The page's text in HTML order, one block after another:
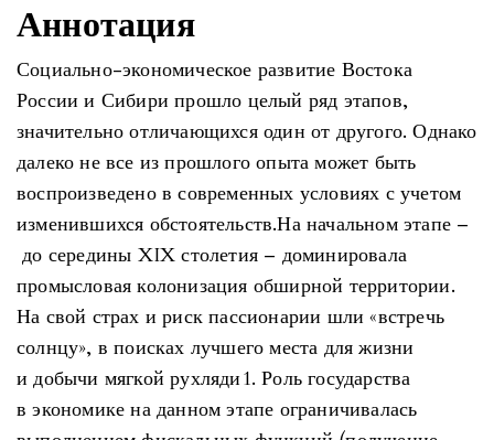
Аннотация
Социально-экономическое развитие Востока России и Сибири прошло целый ряд этапов, значительно отличающихся один от другого. Однако далеко не все из прошлого опыта может быть воспроизведено в современных условиях с учетом изменившихся обстоятельств.На начальном этапе – до середины XIX столетия – доминировала промысловая колонизация обширной территории. На свой страх и риск пассионарии шли «встречь солнцу», в поисках лучшего места для жизни и добычи мягкой рухляди1. Роль государства в экономике на данном этапе ограничивалась выполнением фискальных функций (получение ясака – налога в натуре) и развитием внешней торговли, прежде всего, с Китаем2.Позже пассионарии обратили свой взор на землю и ее недра. Сначала земледелие и скотоводство, а затем и горный промысел во все большей степени стали определять основные занятия сибиряков. Значительному ускорению освоения обширной территории способствовало строительство Великой Сибирской железной дороги3. Это знаменовало переход государства от мер косвенного воздействия к прямому участию в освоении территории: «Второй этап характеризуется притоком в Сибирь гораздо больших переселенческих масс, бурным развитием земледелия, которое оттесняет остальные стимулы колонизации на задний план. Земледелие и отчасти животноводство… становится ведущей осью развития экономики Сибири, делающейся типичной и именно аграрной колонией»4.При этом государство не только сооружало критически важную инфраструктуру, но не менее активно участвовало в определении условий и рамок использования открывающегося природно-ресурсного потенциала: «В стремлении же к возможному сбережению сих земель, следует обставить отчуждение оных известными условиями, которые ограждали бы интересы казны и обеспечивали осмотрительную раздачу земель. С этой стороны было замечено, что соседние Восточной окраине Империи владения Китая заселяются весьма быстро, а благодаря этому Приморская и Амурская области, со своей стороны, нуждаются в возможно густом населении. В виду сего отчуждение казенных земель крупными участками в одни руки не соответствовало бы интересам края»5.Весьма гибкое сочетание прямых и косвенных мер государственной политики обеспечили чрезвычайно быстрый рост и экономики, и уровня жизни в Сибири. «Со времени открытия Сибирской железной дороги и вплоть до самых последних лет, когда распространение сельскохозяйственных орудий и машин сделало гигантский шаг и в коренной России, сельское хозяйство Сибири стояло впереди губерний выхода переселенцев по части употребления усовершенствованных орудий <…> Сложившийся на земельном приволье хозяйственный уклад сибирского крестьянства не мог оставаться незыблемым; постепенно падала естественная производительность почвы, сокращался прежний земельный простор под влиянием нового спроса на землю <…> На протяжении <18>90-х годов в Тобольской губернии было учреждено 33 банка (7 из их в Ишимском уезде)6».В заключительной части данного этапа получают развитие промышленность и производства, связанные с первичной переработкой сельскохозяйственного сырья и продукции горнорудного промысла. Важнейшая их экономическая особенность состояла в широком развитии форм кооперации – в маслоделии, лесном и горнорудном промыслах. В основе кооперации лежало объединение усилий как отдельных предпринимателей, так и создаваемых ими производственных, финансовых и торговых учреждений. Кооперативные структуры отличались не только большей встроенностью в местный экономический ландшафт, но и высокой степенью адаптации к меняющимся рыночным условиям. Государственные инвестиции на развитие собственно экономики обширного края при этом практически отсутствовали.Впечатляющие результаты развития азиатской части страны позволили знаменитому русскому ученому (сибиряку родом из г. Тобольска) Д. И. Менделееву утверждать еще в начале ХХ столетия7: «Основной тенденцией хозяйственного развития страны следует считать неуклонно происходящее смещение хозяйственных центров на восток… И так как на северо-восточном крае России тундры и леса спускаются на более низкие широты, сравнительно с северо-западом, то можно утверждать, что центр поверхности России, способный к расселению, лежит около 56 градуса северной широты и около 46 градусов восточной долготы, т.е. … немного севернее Омска. Можно полагать, что в направлении примерно к этому месту – с уклоном на юг будет в ближайшем десятилетии перемещаться современный центр населенности России…».Несколько позже ученик Д. И. Менделеева, выдающийся сибирский ученый Б. П. Вейнберг формально доказал справедливость этих выводов8.Третий этап был связан с ускоренной индустриализацией и стремительным развитием как промышленности, так и сельского хозяйства в рамках социалистического строительства. Основные движущие силы при этом – «экономия на масштабе», государственные инвестиции (и связанная с ними централизация процессов принятия решений и аккумулирования экономических результатов), а также высокие темпы привлечения трудоспособного населения как из других регионов страны, так и из сибирского села. До начала 1990-х гг., несмотря на все преобразования и лихолетья, сибирские малые города и села являлись основой устойчивости демографической ситуации на Востоке России (статья С. В. Соболевой, Н. Е. Смирновой, О. В. Чудаевой).В силу географических, экономических, стратегических масштабов Сибири (в каких бы границах мы ее не рассматривали), если она начинает тормозить, а тем более дрейфовать, развитие России высокими темпами просто невозможно. На протяжении всего прошлого столетия данное утверждение было справедливым – Сибирь развивалась ускоренными темпами, и они, в свою очередь, определяли темпы развития и экономики, и социальной сферы страны в целом. Увы, с началом XXI века в связи с проведением «радиальных» экономических преобразований, континент Сибирь перешел от целенаправленного движения в заданном направлении к дрейфу – «по воле ветра и волн».На современном этапе Сибирь стала не только терять темпы развития, но и устойчиво переходить в разряд аутсайдеров экономического развития страны (статья Ю. С. Ершова и О. В. Тарасовой). Одна из причин этого – отсутствие тех механизмов адаптации, которые были созданы и реализованы на начальном этапе развития промышленности в Сибири. Сформированные в 1990-е годы подходы к организации и функционированию ведущих отраслей экономики Сибири никак не учитывают и не принимают во внимание «гнет расстояний» (и фактора времени). По этой причине последствия гиперинфляции в сочетании с централизацией финансово-экономических результатов за пределами Сибири не замедлили сказаться самым катастрофическим образом. Как итог, население и Сибири и Востока России стало сокращаться. В самом начале 2020 г. были опубликованы данные Росстата о динамике населения в стране. Сибирские регионы (Омская и Кемеровская области и Алтайский край) оказались в числе «лидеров» по темпам убыли населения.Среди основных особенностей современного этапа социально-экономической жизни (не развития) Сибири можно отметить следующие.1. Ориентацию на локальные (в рамках отдельных субъектов Федерации) проекты и решения.2. Отсутствие проектов, направленных на объединение усилий регионов Сибири, с целью обеспечения синергетического эффекта от их взаимодействия и кооперации (таких, например, как специализированное машиностроение для горнорудного, лесного, аграрного секторов экономики макрорегиона; развитие лесоперерабатывающей промышленности для нужд домостроения и проч. и проч.).3. Неучет особенностей и характера внутреннего рынка Сибири – его потенциала для создания, развития и повышения конкурентоспособности экономики макрорегиона в целом.4. Непроработанность практических вопросов рамок и форм адресной поддержки кооперационных связей и интеграции усилий производителей как продукции, так и услуг самого различного характера (в форме обеспечения целевых форм финансовой поддержки и научно-технического сопровождения в рамках всей цепочки взаимосвязей участников того или иного процесса) (статья З.Б.-Д. Дондокова).5. Нерешенность вопросов координации и адресного сопровождения со стороны макрорегионального уровня вопросов реализации межрегиональных проектов.6. Исключение науки и местного экспертного сообщества из процесса обсуждения, сопровождения и обеспечения реализации проектных решений.Устойчивое и поступательное развитие – например, в рамках мегапроекта «Русский ковчег» (статья А. Н. Клепача и Н. Н. Михеевой) возможно лишь на основе качественно нового подхода. В его основе – многие из тех наработок, которые ранее были успешно апробированы сибиряками. Важнейший его ресурс – кооперация и доверие, ориентация на сбалансированное социально-экономическое развитие Сибири в целом (при взаимном дополнении экономик отдельных регионов и различных уровней пространственной иерархии экономики всего макрорегиона – от агломераций до малых городов и сельских поселений).Надеемся, представление на страницах «ЭКО» злободневных проблем и вопросов социально-экономического развития Сибири будет способствовать консолидации усилий специалистов, экспертов и всех заинтересованных читателей в поиске и реализации путей выхода мегарегиона из затянувшегося дрейфа. Пришло время развития по ясному и определенному маршруту.-----------------------------------------1 Буцинский П. Н. Заселение Сибири и быт ее первых насельников. М.: Вече. 2012. 320 с.2 Фауст К. Великий торговый путь от Петербурга до Пекина. История российско-китайских отношений в XVIII–XIX веках. М.: Центрполиграф. 2019. 447 с.3 Сибирь и Великая Сибирская железная дорога//Министерство финансов. Департаментторговли и мануфактур. Изд. 2 -е. Испр. и доп. С.- Петербург: Типография И. А. Ефрона.1896. 283 с.4 Покшишевский В. В. Заселение Сибири (историко-географические очерки)//Подред. В. А. Кротова. Иркутск: Иркутское областное государственное издательство.1951. 208 с. [С. 201].5 Приложение № 13 О мерах, принимавшихся правительством к развитию частногоземлевладения в Сибири, с. 97–123 [С. 120]. Прибавление к Всеподданнейшему докладуМинистра земледелия и государствен